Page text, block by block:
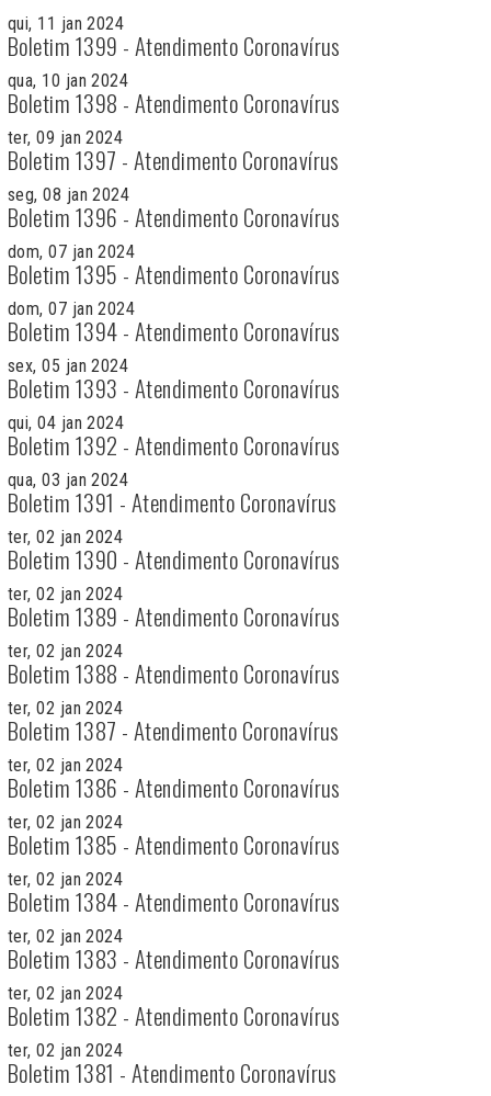
qui, 11 jan 2024
Boletim 1399 - Atendimento Coronavírus
qua, 10 jan 2024
Boletim 1398 - Atendimento Coronavírus
ter, 09 jan 2024
Boletim 1397 - Atendimento Coronavírus
seg, 08 jan 2024
Boletim 1396 - Atendimento Coronavírus
dom, 07 jan 2024
Boletim 1395 - Atendimento Coronavírus
dom, 07 jan 2024
Boletim 1394 - Atendimento Coronavírus
sex, 05 jan 2024
Boletim 1393 - Atendimento Coronavírus
qui, 04 jan 2024
Boletim 1392 - Atendimento Coronavírus
qua, 03 jan 2024
Boletim 1391 - Atendimento Coronavírus
ter, 02 jan 2024
Boletim 1390 - Atendimento Coronavírus
ter, 02 jan 2024
Boletim 1389 - Atendimento Coronavírus
ter, 02 jan 2024
Boletim 1388 - Atendimento Coronavírus
ter, 02 jan 2024
Boletim 1387 - Atendimento Coronavírus
ter, 02 jan 2024
Boletim 1386 - Atendimento Coronavírus
ter, 02 jan 2024
Boletim 1385 - Atendimento Coronavírus
ter, 02 jan 2024
Boletim 1384 - Atendimento Coronavírus
ter, 02 jan 2024
Boletim 1383 - Atendimento Coronavírus
ter, 02 jan 2024
Boletim 1382 - Atendimento Coronavírus
ter, 02 jan 2024
Boletim 1381 - Atendimento Coronavírus